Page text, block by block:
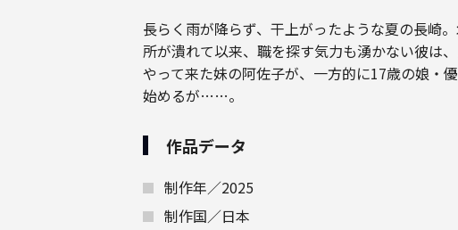
長らく雨が降らず、干上がったような夏の長崎
所が潰れて以来、職を探す気力も湧かない彼は
やって来た妹の阿佐子が、一方的に17歳の娘・
始めるが……。
作品データ
制作年／2025
制作国／日本